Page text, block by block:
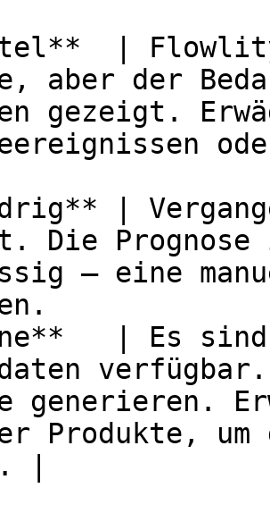
|
aber der
gezeigt.
|
Die
— eine
| Es sind
generieren.
Produkte,
|